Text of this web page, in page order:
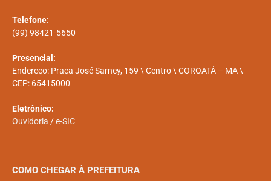
Telefone:
(99) 98421-5650
Presencial:
Endereço: Praça José Sarney, 159 \ Centro \ COROATÁ – MA \
CEP: 65415000
Eletrônico:
Ouvidoria /e-SIC
COMO CHEGAR À PREFEITURA